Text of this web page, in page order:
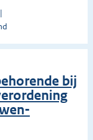
bij